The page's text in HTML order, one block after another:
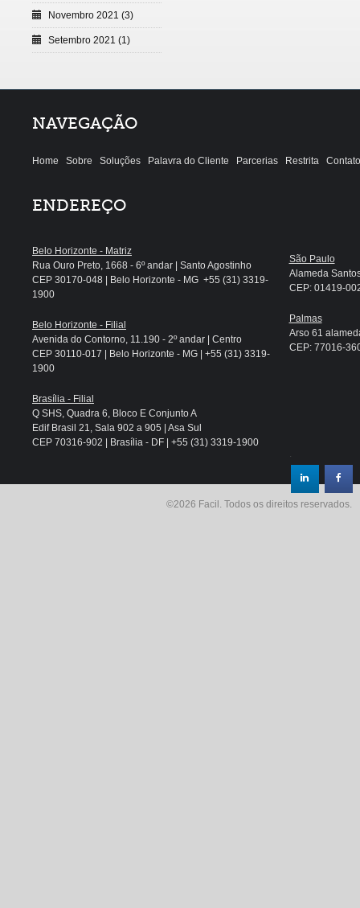
Novembro 2021 (3)
Setembro 2021 (1)
NAVEGAÇÃO
Home Sobre Soluções Palavra do Cliente Parcerias Restrita Contato
ENDEREÇO
Belo Horizonte - Matriz
Rua Ouro Preto, 1668 - 6º andar | Santo Agostinho
CEP 30170-048 | Belo Horizonte - MG +55 (31) 3319-
1900
Belo Horizonte - Filial
Avenida do Contorno, 11.190 - 2º andar | Centro
CEP 30110-017 | Belo Horizonte - MG | +55 (31) 3319-
1900
Brasília - Filial
Q SHS, Quadra 6, Bloco E Conjunto A
Edif Brasil 21, Sala 902 a 905 | Asa Sul
CEP 70316-902 | Brasília - DF | +55 (31) 3319-1900
São Paulo
Alameda
CEP: 01419-
Palmas
Arso 61
CEP: 77016-
.
©2026 Facil. Todos os direitos reservados.